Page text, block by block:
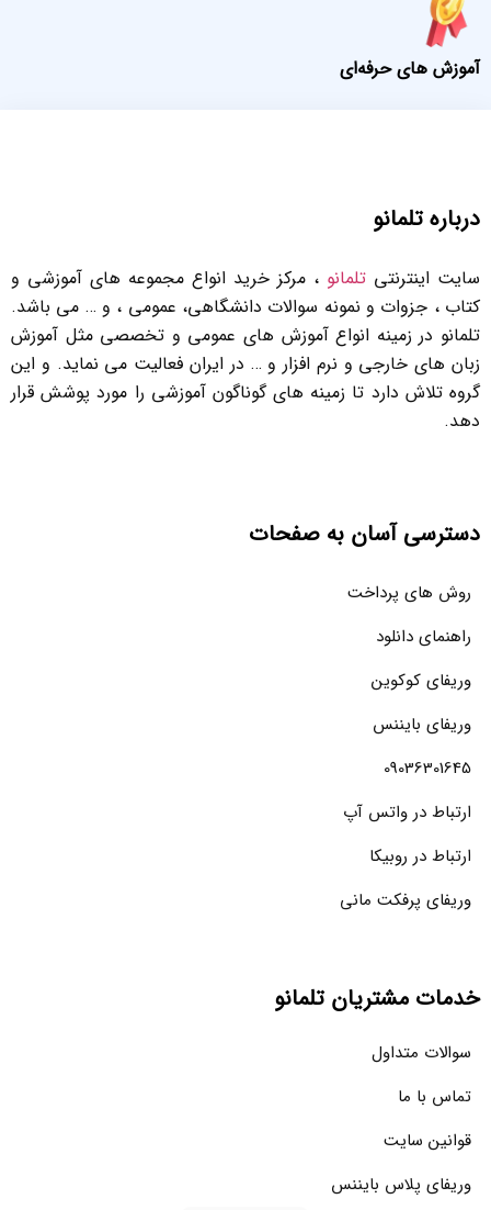
آموزش های حرفه‌ای
درباره تلمانو
سایت اینترنتی تلمانو ، مرکز خرید انواع مجموعه های آموزشی و
کتاب ، جزوات و نمونه سوالات دانشگاهی، عمومی ، و … می باشد.
تلمانو در زمینه انواع آموزش های عمومی و تخصصی مثل آموزش
زبان های خارجی و نرم افزار و … در ایران فعالیت می نماید. و این
گروه تلاش دارد تا زمینه های گوناگون آموزشی را مورد پوشش قرار
دهد.
دسترسی آسان به صفحات
روش های پرداخت
راهنمای دانلود
وریفای کوکوین
وریفای بایننس
09036301645
ارتباط در واتس آپ
ارتباط در روبیکا
وریفای پرفکت مانی
خدمات مشتریان تلمانو
سوالات متداول
تماس با ما
قوانین سایت
وریفای پلاس بایننس